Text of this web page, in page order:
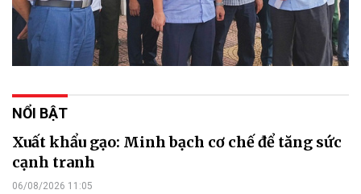
NỔI BẬT
Xuất khẩu gạo: Minh bạch cơ chế để tăng sức
cạnh tranh
06/08/2026 11:05